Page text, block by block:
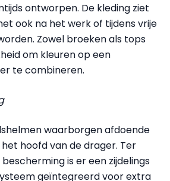
ontworpen. De kleding ziet
ook na het werk of tijdens vrije
Zowel broeken als tops
om kleuren op een
te combineren.
waarborgen afdoende
hoofd van de drager. Ter
is er een zijdelings
geïntegreerd voor extra